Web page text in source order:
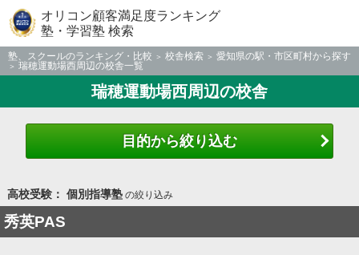
オリコン顧客満足度ランキング
塾・学習塾 検索
塾、スクールのランキング・比較 校舎検索
愛知県の駅・市区町村から探す
瑞穂運動場西周辺の校舎一覧
瑞穂運動場西周辺の校舎
目的から絞り込む
高校受験： 個別指導塾の絞り込み
秀英PAS